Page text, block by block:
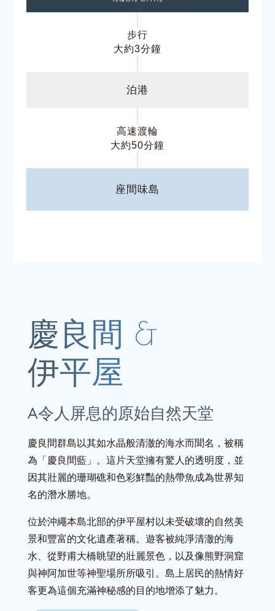
步行
大約3分鐘
泊港
高速渡輪
大約50分鐘
座間味島
慶良間 &
伊平屋
A令人屏息的原始自然天堂
慶良間群島以其如水晶般清澈的海水而聞名，被稱
為「慶良間藍」。這片天堂擁有驚人的透明度，並
因其壯麗的珊瑚礁和色彩鮮豔的熱帶魚成為世界知
名的潛水勝地。
位於沖繩本島北部的伊平屋村以未受破壞的自然美
景和豐富的文化遺產著稱。遊客被純淨清澈的海
水、從野甫大橋眺望的壯麗景色，以及像熊野洞窟
與神阿加世等神聖場所所吸引。島上居民的熱情好
客更為這個充滿神秘感的目的地增添了魅力。